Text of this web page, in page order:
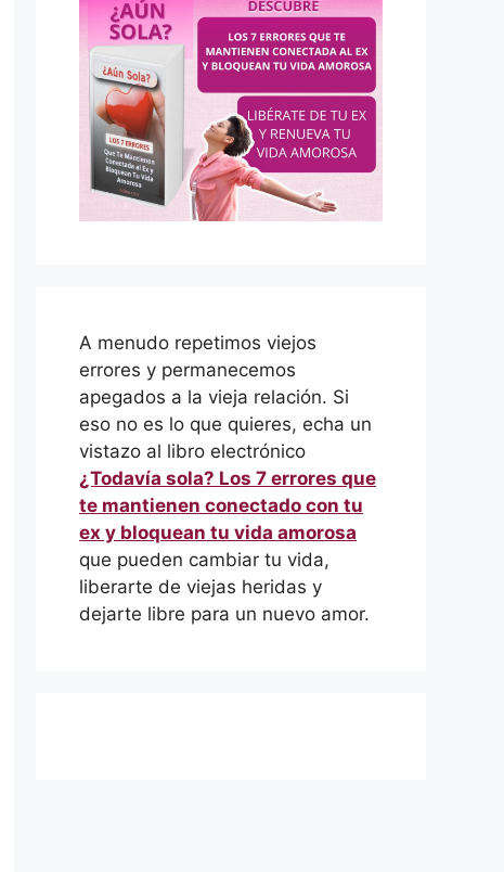
A menudo repetimos viejos
errores y permanecemos
apegados a la vieja relación. Si
eso no es lo que quieres, echa un
vistazo al libro electrónico
¿Todavía sola? Los 7 errores que
te mantienen conectado con tu
ex y bloquean tu vida amorosa
que pueden cambiar tu vida,
liberarte de viejas heridas y
dejarte libre para un nuevo amor.